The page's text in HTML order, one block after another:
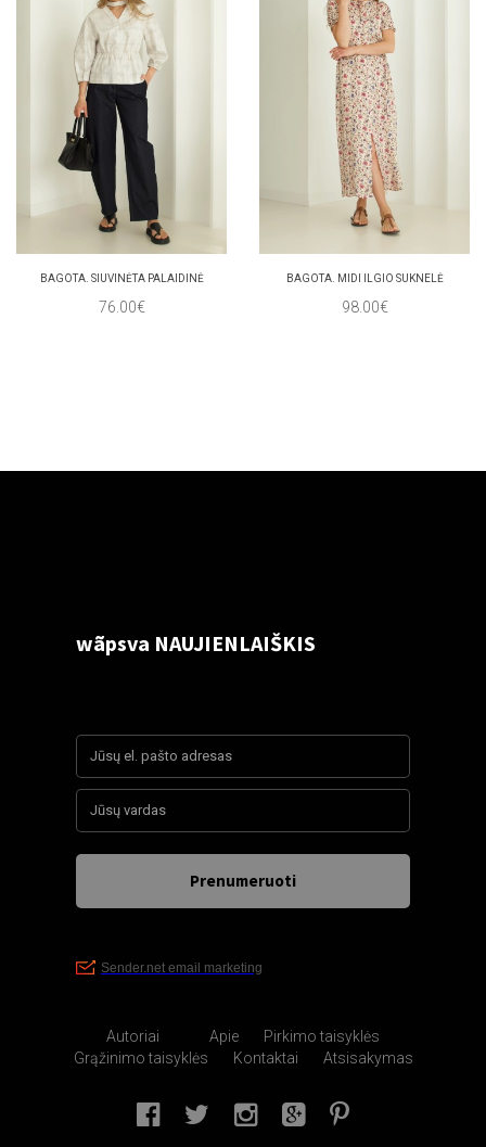
BAGOTA. SIUVINĖTA PALAIDINĖ
76.00€
BAGOTA. MIDI ILGIO SUKNELĖ
98.00€
Autoriai Apie
Pirkimo taisyklės
Grąžinimo taisyklės
Kontaktai Atsisakymas